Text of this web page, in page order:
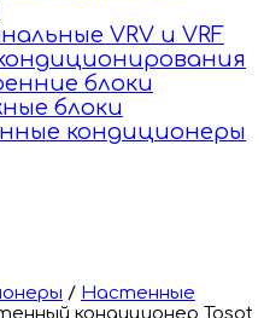
VRV и VRF
блоки
блоки
кондиционеры
/ Настенные
кондиционер Tosot